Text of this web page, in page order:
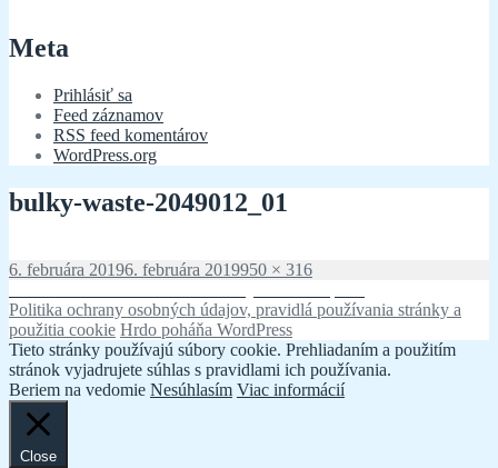
Meta
Prihlásiť sa
Feed záznamov
RSS feed komentárov
WordPress.org
bulky-waste-2049012_01
Publikované
6. februára 20196. februára 2019Plná
950 × 316
Navigácia
v
článku
Politika ochrany osobných údajov, pravidlá používania stránky a
použitia cookie Hrdo poháňa WordPress
Tieto stránky používajú súbory cookie. Prehliadaním a použitím
stránok vyjadrujete súhlas s pravidlami ich používania.
Beriem na vedomie Nesúhlasím Viac informácií
Close